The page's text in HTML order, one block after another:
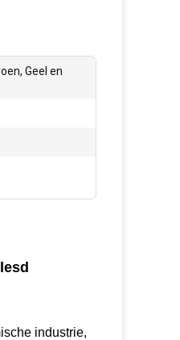
Geel en
industrie,